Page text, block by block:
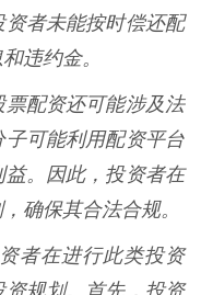
资者未能按时偿还配
违约金。
配资还可能涉及法
可能利用配资平台
。因此，投资者在
确保其合法合规。
者在进行此类投资